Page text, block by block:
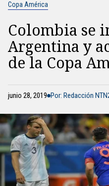
Copa América
Colombia se
Argentina y
de la Copa
junio 28, 2019 Por: Redacción